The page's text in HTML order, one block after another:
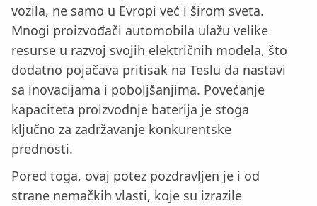
vozila, ne samo u Evropi već i širom sveta.
Mnogi proizvođači automobila ulažu velike
resurse u razvoj svojih električnih modela, što
dodatno pojačava pritisak na Teslu da nastavi
sa inovacijama i poboljšanjima. Povećanje
kapaciteta proizvodnje baterija je stoga
ključno za zadržavanje konkurentske
prednosti.
Pored toga, ovaj potez pozdravljen je i od
strane nemačkih vlasti, koje su izrazile